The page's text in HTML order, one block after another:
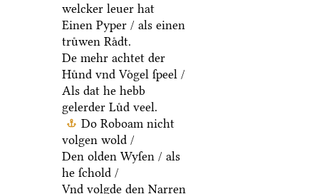
welcker leuer hat
Einen Pyper / als einen
truͤwen Raͤdt.
De mehr achtet der
Huͤnd vnd Voͤgel ſpeel /
Als dat he hebb
gelerder Luͤd veel.
Do Roboam nicht
volgen wold /
Den olden Wyſen / als
he ſchold /
Vnd volgde den Narren